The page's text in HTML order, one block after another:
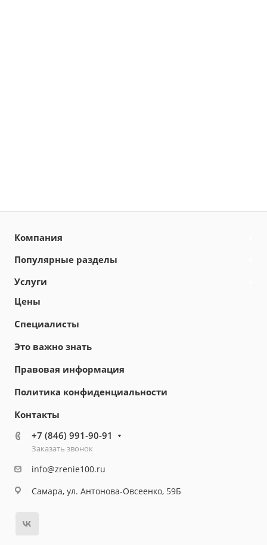
Компания
Популярные разделы
Услуги
Цены
Специалисты
Это важно знать
Правовая информация
Политика конфиденциальности
Контакты
+7 (846) 991-90-91
Заказать звонок
info@zrenie100.ru
Самара, ул. Антонова-Овсеенко, 59Б